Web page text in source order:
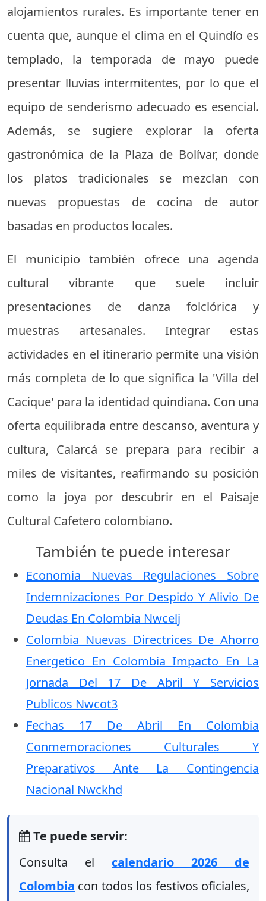
alojamientos rurales. Es importante tener en
cuenta que, aunque el clima en el Quindío es
templado, la temporada de mayo puede
presentar lluvias intermitentes, por lo que el
equipo de senderismo adecuado es esencial.
Además, se sugiere explorar la oferta
gastronómica de la Plaza de Bolívar, donde
los platos tradicionales se mezclan con
nuevas propuestas de cocina de autor
basadas en productos locales.
El municipio también ofrece una agenda
cultural vibrante que suele incluir
presentaciones de danza folclórica y
muestras artesanales. Integrar estas
actividades en el itinerario permite una visión
más completa de lo que significa la 'Villa del
Cacique' para la identidad quindiana. Con una
oferta equilibrada entre descanso, aventura y
cultura, Calarcá se prepara para recibir a
miles de visitantes, reafirmando su posición
como la joya por descubrir en el Paisaje
Cultural Cafetero colombiano.
También te puede interesar
Economia Nuevas Regulaciones Sobre
Indemnizaciones Por Despido Y Alivio De
Deudas En Colombia Nwcelj
Colombia Nuevas Directrices De Ahorro
Energetico En Colombia Impacto En La
Jornada Del 17 De Abril Y Servicios
Publicos Nwcot3
Fechas 17 De Abril En Colombia
Conmemoraciones Culturales Y
Preparativos Ante La Contingencia
Nacional Nwckhd
Te puede servir:
Consulta el calendario 2026 de
Colombia con todos los festivos oficiales,